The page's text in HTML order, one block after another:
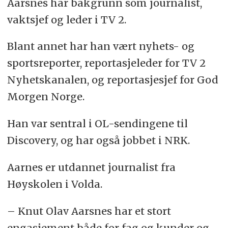
Aarsnes har bakgrunn som journalist,
vaktsjef og leder i TV 2.
Blant annet har han vært nyhets- og
sportsreporter, reportasjeleder for TV 2
Nyhetskanalen, og reportasjesjef for God
Morgen Norge.
Han var sentral i OL-sendingene til
Discovery, og har også jobbet i NRK.
Aarnes er utdannet journalist fra
Høyskolen i Volda.
– Knut Olav Aarsnes har et stort